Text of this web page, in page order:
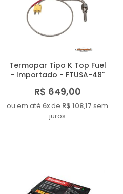
Termopar Tipo K Top Fuel
- Importado - FTUSA-48"
R$ 649,00
ou em até 6xde R$ 108,17 sem
juros